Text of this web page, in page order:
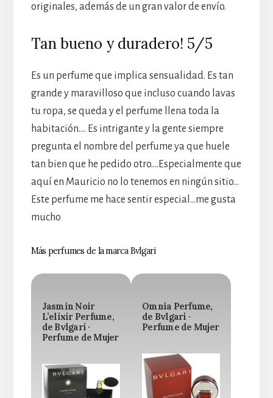
originales, además de un gran valor de envío.
Tan bueno y duradero! 5/5
Es un perfume que implica sensualidad. Es tan
grande y maravilloso que incluso cuando lavas
tu ropa, se queda y el perfume llena toda la
habitación…. Es intrigante y la gente siempre
pregunta el nombre del perfume ya que huele
tan bien que he pedido otro….Especialmente que
aquí en Mauricio no lo tenemos en ningún sitio…
Este perfume me hace sentir especial…me gusta
mucho
Más perfumes de la marca Bvlgari
Jasmin Noir
L’elixir Perfume,
de Bvlgari ·
Perfume de Mujer
Omnia Perfume,
de Bvlgari ·
Perfume de Mujer